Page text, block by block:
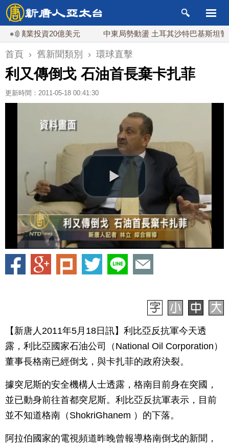
礦業投資20億美元 中東局勢動盪 土耳其沙特巴基斯坦誓共
首頁 › 舊新聞類別 › 環球直擊
利又傳倒戈 石油首長棄卡扎菲
更新時間：2011-05-18 00:41:30
【新唐人2011年5月18日訊】利比亞反抗軍今天透
露，利比亞國家石油公司（National Oil Corporation）
董事長格南已經倒戈，與卡扎菲的政府決裂。
據突尼斯的安全機構人士透露，格南目前身在突國，
並已動身前往首都突尼斯。利比亞反抗軍表示，目前
並不知道格南（ShokriGhanem ）的下落。
阿拉伯國家的電視頻道昨晚曾報導格南倒戈的新聞，